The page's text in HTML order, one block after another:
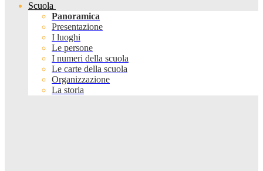
Scuola
Panoramica
Presentazione
I luoghi
Le persone
I numeri della scuola
Le carte della scuola
Organizzazione
La storia